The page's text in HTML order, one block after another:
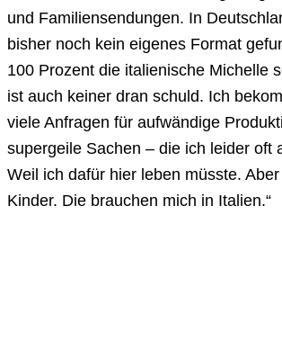
und Familiensendungen. In
bisher noch kein eigenes Format
100 Prozent die italienische Michelle
ist auch keiner dran schuld. Ich
viele Anfragen für aufwändige
supergeile Sachen – die ich leider oft
Weil ich dafür hier leben müsste.
Kinder. Die brauchen mich in Italien.“